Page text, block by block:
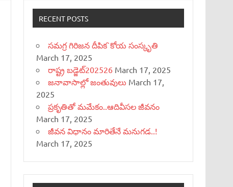
RECENT POSTS
సమగ్ర గిరిజన దీపిక`కోయ సంస్కృతి
March 17, 2025
రాష్ట్ర బడ్జెట్‌202526 March 17, 2025
జనావాసాల్లో జంతువులు March 17,
2025
ప్రకృతితో మమేకం..ఆదివీసల జీవనం
March 17, 2025
జీవన విధానం మారితేనే మనుగడ..!
March 17, 2025